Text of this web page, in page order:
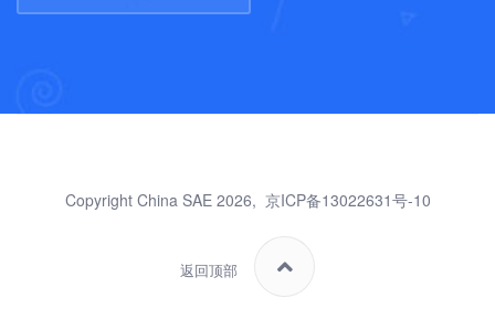
Copyright China SAE 2026, 京ICP备13022631号-10
返回顶部